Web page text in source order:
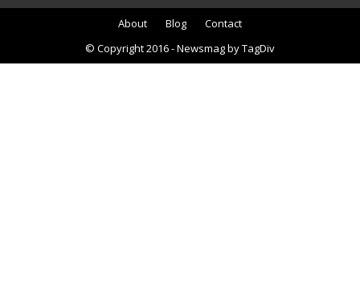
About Blog
Contact
© Copyright 2016 - Newsmag by TagDiv